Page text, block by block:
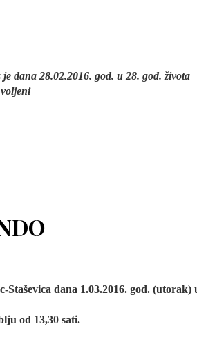
dana 28.02.2016. god. u 28. god. života
dana 1.03.2016. god. (utorak)
od 13,30 sati.